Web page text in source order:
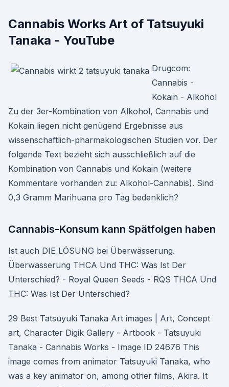
Cannabis Works Art of Tatsuyuki
Tanaka - YouTube
Drugcom:
Cannabis -
Kokain - Alkohol
Zu der 3er-Kombination von Alkohol, Cannabis und
Kokain liegen nicht genügend Ergebnisse aus
wissenschaftlich-pharmakologischen Studien vor. Der
folgende Text bezieht sich ausschließlich auf die
Kombination von Cannabis und Kokain (weitere
Kommentare vorhanden zu: Alkohol-Cannabis). Sind
0,3 Gramm Marihuana pro Tag bedenklich?
Cannabis-Konsum kann Spätfolgen haben
Ist auch DIE LÖSUNG bei Überwässerung.
Überwässerung THCA Und THC: Was Ist Der
Unterschied? - Royal Queen Seeds - RQS THCA Und
THC: Was Ist Der Unterschied?
29 Best Tatsuyuki Tanaka Art images | Art, Concept
art, Character Digik Gallery - Artbook - Tatsuyuki
Tanaka - Cannabis Works - Image ID 24676 This
image comes from animator Tatsuyuki Tanaka, who
was a key animator on, among other films, Akira. It